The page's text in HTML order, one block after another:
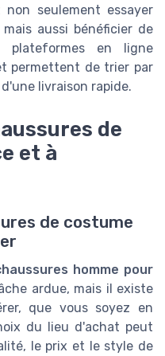
non seulement essayer
aussi bénéficier de
plateformes en ligne
permettent de trier par
livraison rapide.
de
et à
de costume
homme pour
ardue, mais il existe
que vous soyez en
du lieu d'achat peut
le prix et le style de